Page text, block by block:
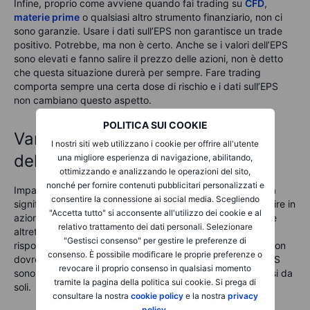
POLITICA SUI COOKIE
I nostri siti web utilizzano i cookie per offrire all'utente
una migliore esperienza di navigazione, abilitando,
ottimizzando e analizzando le operazioni del sito,
nonché per fornire contenuti pubblicitari personalizzati e
consentire la connessione ai social media. Scegliendo
"Accetta tutto" si acconsente all'utilizzo dei cookie e al
relativo trattamento dei dati personali. Selezionare
"Gestisci consenso" per gestire le preferenze di
consenso. È possibile modificare le proprie preferenze o
revocare il proprio consenso in qualsiasi momento
tramite la pagina della politica sui cookie. Si prega di
consultare la nostra cookie policye la nostra privacy
Infine, proprio come avviene quando fai trading su CFD,
materie prime o qualsiasi altro strumento finanziario, non ci
sono garanzie. Usare i dati sull’EPS non garantisce un trade
positivo. Potrebbe, ma non è certo. Anche se i valori dell’EPS
sono elevati e fanno salire il prezzo delle azioni, non è detto
che questa situazione durerà per sempre. Fare trading
comporta sempre una certa dose di rischio e i dati sull’EPS
non cambiano questo aspetto.
Vantaggi e svantaggi dell’analisi
dell’utile per azione
Imparare a calcolare l’utile per azione (EPS) e sapere cosa
significa è molto utile. In effetti, se hai intenzione di investire in
azioni, queste competenze sono davvero importanti. Ma è
altrettanto cruciale capire che questi calcoli non sono la
risposta definitiva. Non possono dirti tutto sull’azienda e non
dovrebbero essere utilizzati isolatamente. Sì, i valori di EPS
sono fondamentali, ma presentano anche dei limiti se presi da
soli.